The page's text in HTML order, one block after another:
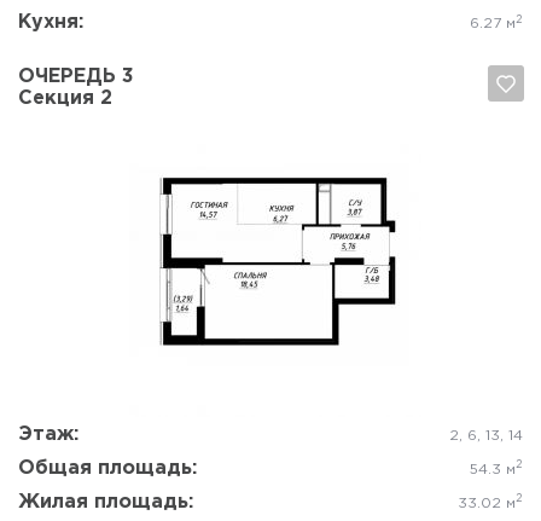
Кухня: 6.27 м 2
ОЧЕРЕДЬ 3
Секция 2
Этаж: 2, 6, 13, 14
Общая площадь: 54.3 м 2
Жилая площадь: 33.02 м 2